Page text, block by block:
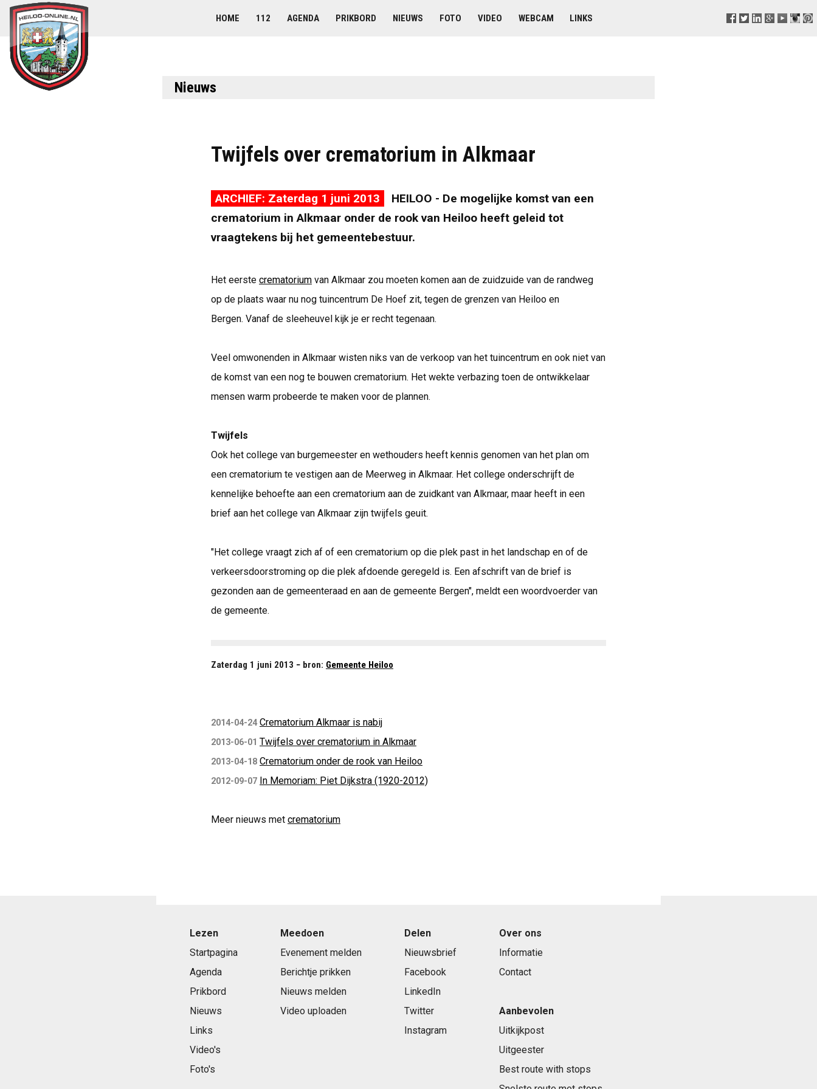
HOME 112 AGENDA PRIKBORD NIEUWS FOTO VIDEO WEBCAM LINKS
Nieuws
Twijfels over crematorium in Alkmaar
ARCHIEF: Zaterdag 1 juni 2013
HEILOO - De mogelijke komst van een
crematorium in Alkmaar onder de rook van Heiloo heeft geleid tot
vraagtekens bij het gemeentebestuur.
Het eerste crematorium van Alkmaar zou moeten komen aan de zuidzuide van de randweg
op de plaats waar nu nog tuincentrum De Hoef zit, tegen de grenzen van Heiloo en
Bergen. Vanaf de sleeheuvel kijk je er recht tegenaan.
Veel omwonenden in Alkmaar wisten niks van de verkoop van het tuincentrum en ook niet van
de komst van een nog te bouwen crematorium. Het wekte verbazing toen de ontwikkelaar
mensen warm probeerde te maken voor de plannen.
Twijfels
Ook het college van burgemeester en wethouders heeft kennis genomen van het plan om
een crematorium te vestigen aan de Meerweg in Alkmaar. Het college onderschrijft de
kennelijke behoefte aan een crematorium aan de zuidkant van Alkmaar, maar heeft in een
brief aan het college van Alkmaar zijn twijfels geuit.
"Het college vraagt zich af of een crematorium op die plek past in het landschap en of de
verkeersdoorstroming op die plek afdoende geregeld is. Een afschrift van de brief is
gezonden aan de gemeenteraad en aan de gemeente Bergen", meldt een woordvoerder van
de gemeente.
Zaterdag 1 juni 2013 − bron: Gemeente Heiloo
2014-04-24 Crematorium Alkmaar is nabij
2013-06-01 Twijfels over crematorium in Alkmaar
2013-04-18 Crematorium onder de rook van Heiloo
2012-09-07 In Memoriam: Piet Dijkstra (1920-2012)
Meer nieuws met crematorium
Lezen
Startpagina
Agenda
Prikbord
Nieuws
Links
Video's
Foto's
Meedoen
Evenement melden
Berichtje prikken
Nieuws melden
Video uploaden
Delen
Nieuwsbrief
Facebook
LinkedIn
Twitter
Instagram
Over ons
Informatie
Contact
Aanbevolen
Uitkijkpost
Uitgeester
Best route with stops